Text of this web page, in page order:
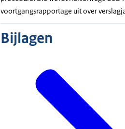
voortgangsrapportage uit over
Bijlagen